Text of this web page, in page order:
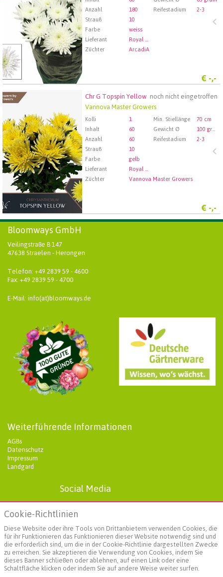
Anzahl
180 Reifestadium
2-3
Strauß
10
Farbe
weiss
Lieferant
Royal FloraHolland Aalsmeer
Züchter
ArcadiA
€ -,-
noch nicht eingetroffen
Chr G Topspin Yellow
Vannova Master Growers
Kolli 1 Min. Stiellänge
70 cm
Inhalt
60 Gewicht Ø
100 gram
Anzahl
60 Reifestadium
2-3
Strauß
10
Farbe
gelb
Lieferant
Royal FloraHolland Aalsmeer
Züchter
Vannova Master Growers
€ -,-
Chr G Topspin Yellow
Wählen Sie zuerst ein Abfartdatum.
Bloomways GmbH
Veilingstraße B 147
47638 Straelen - Herongen
Telefon: +49 2839 59 - 4600
Fax: +49 2839 59 - 4700
E-Mail: info(at)bloomways.de
Weiterführende Informationen
AGBs
Datenschutz
Impressum
Landgard
Social Media
Cookie-Richtlinien
Diese Website oder ihre Tools von Drittanbietern verwenden Cookies, die
für ihr Funktionieren das Funktionieren dieser Website notwendig sind und
die erforderlich sind, um die in der Cookie-Richtlinie dargestellten Zwecke
zu erreichen. Sie akzeptieren die Verwendung von Cookies, indem Sie
dieses Banner schließen oder ablehnen, auf einen Link oder eine
Schaltfläche klicken oder indem Sie auf andere Weise weiter surfen.